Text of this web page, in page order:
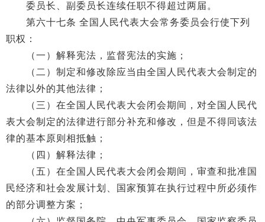
委员长、副委员长连续任职不得超过两届。
第六十七条 全国人民代表大会常务委员会行使下列
职权：
（一）解释宪法，监督宪法的实施；
（二）制定和修改除应当由全国人民代表大会制定的
法律以外的其他法律；
（三）在全国人民代表大会闭会期间，对全国人民代
表大会制定的法律进行部分补充和修改，但是不得同该法
律的基本原则相抵触；
（四）解释法律；
（五）在全国人民代表大会闭会期间，审查和批准国
民经济和社会发展计划、国家预算在执行过程中所必须作
的部分调整方案；